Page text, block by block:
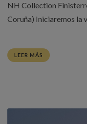
NH Collection
Coruña) Iniciaremos la
LEER MÁS